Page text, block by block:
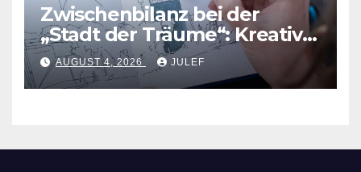
Zwischenbilanz bei der
„Stadt der Träume“: Kreative
Ideen nehmen Gestalt an
AUGUST 4, 2026 JULEF